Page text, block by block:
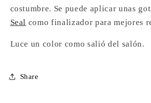
costumbre. Se puede aplicar unas
Seal como finalizador para mejores
Luce un color como salió del salón.
Share